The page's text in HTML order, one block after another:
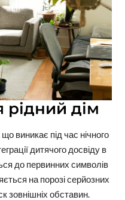
рідний дім
виникає під час нічного
дитячого досвіду в
до первинних символів
на порозі серйозних
зовнішніх обставин.